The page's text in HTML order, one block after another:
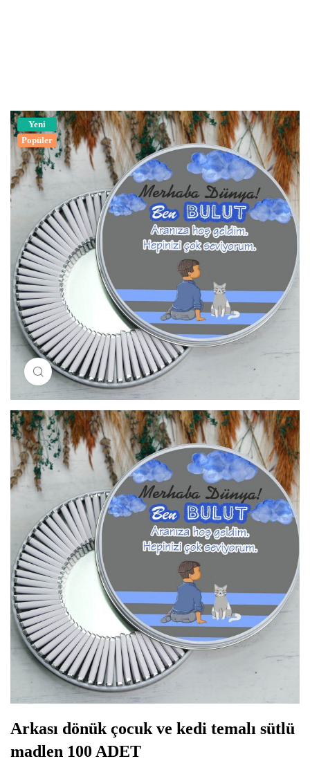
Yeni
Popüler
Resimi büyütmek için tıklayın
Arkası dönük çocuk ve kedi temalı sütlü
madlen 100 ADET